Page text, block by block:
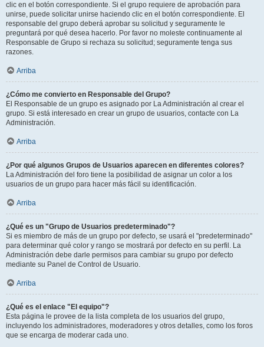
clic en el botón correspondiente. Si el grupo requiere de aprobación para
unirse, puede solicitar unirse haciendo clic en el botón correspondiente. El
responsable del grupo deberá aprobar su solicitud y seguramente le
preguntará por qué desea hacerlo. Por favor no moleste continuamente al
Responsable de Grupo si rechaza su solicitud; seguramente tenga sus
razones.
Arriba
¿Cómo me convierto en Responsable del Grupo?
El Responsable de un grupo es asignado por La Administración al crear el
grupo. Si está interesado en crear un grupo de usuarios, contacte con La
Administración.
Arriba
¿Por qué algunos Grupos de Usuarios aparecen en diferentes colores?
La Administración del foro tiene la posibilidad de asignar un color a los
usuarios de un grupo para hacer más fácil su identificación.
Arriba
¿Qué es un "Grupo de Usuarios predeterminado"?
Si es miembro de más de un grupo por defecto, se usará el "predeterminado"
para determinar qué color y rango se mostrará por defecto en su perfil. La
Administración debe darle permisos para cambiar su grupo por defecto
mediante su Panel de Control de Usuario.
Arriba
¿Qué es el enlace "El equipo"?
Esta página le provee de la lista completa de los usuarios del grupo,
incluyendo los administradores, moderadores y otros detalles, como los foros
que se encarga de moderar cada uno.